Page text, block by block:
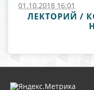
01.10.2018 16:01
ЛЕКТОРИЙ /